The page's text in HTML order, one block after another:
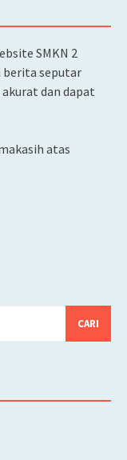
SMKN 2
berita seputar
dan dapat
atas